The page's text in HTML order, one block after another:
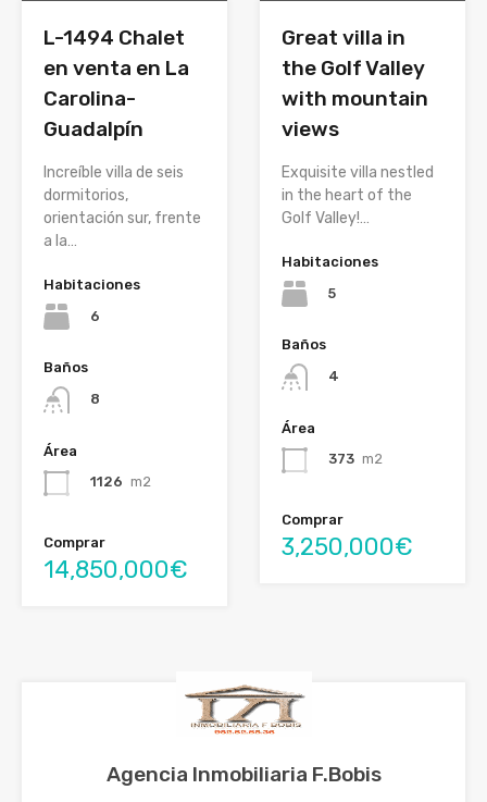
L-1494 Chalet
en venta en La
Carolina-
Guadalpín
Increíble villa de seis
dormitorios,
orientación sur, frente
a la…
Habitaciones
6
Baños
8
Área
1126 m2
Comprar
14,850,000€
Great villa in
the Golf Valley
with mountain
views
Exquisite villa nestled
in the heart of the
Golf Valley!…
Habitaciones
5
Baños
4
Área
373 m2
Comprar
3,250,000€
Agencia Inmobiliaria F.Bobis